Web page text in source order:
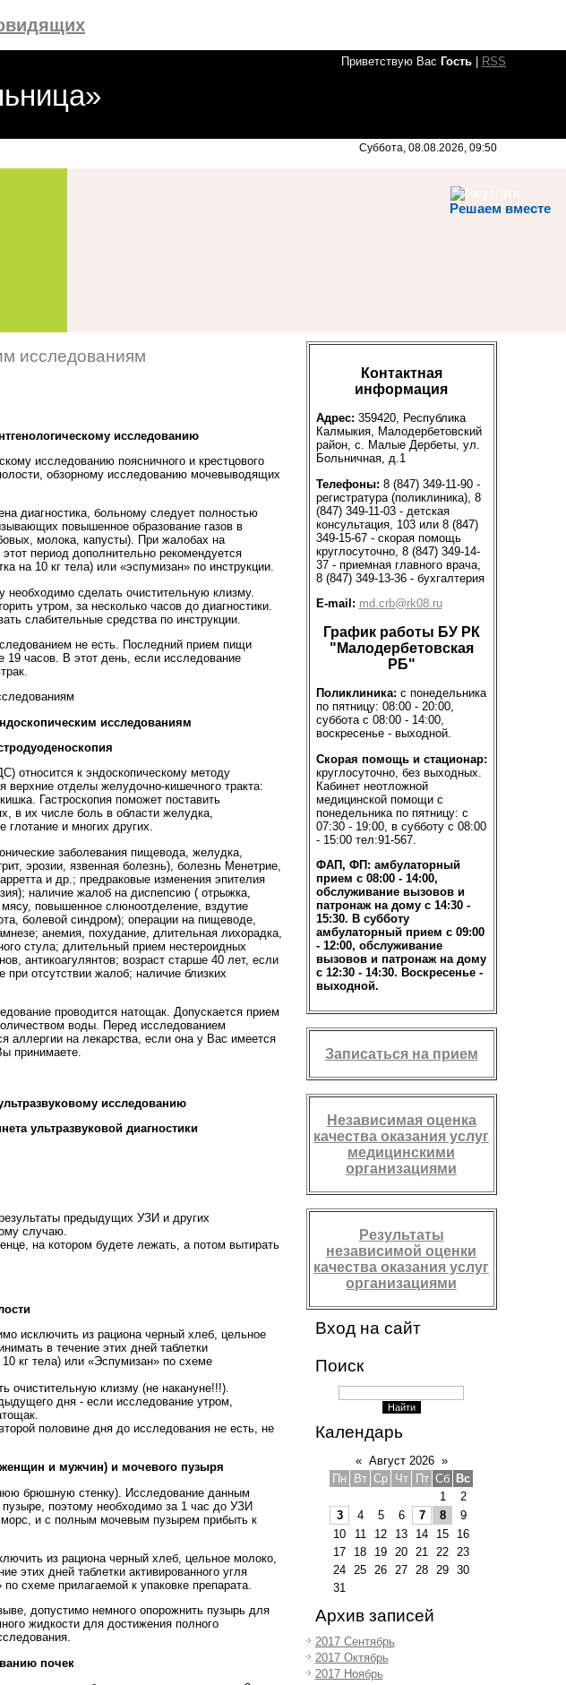
Приветствую Вас Гость| RSS
Суббота, 08.08.2026, 09:50
Решаем вместе
исследованиям
исследованию
исследованию поясничного и крестцового
обзорному исследованию мочевыводящих
диагностика, больному следует полностью
повышенное образование газов в
молока, капусты). При жалобах на
период дополнительно рекомендуется
на 10 кг тела) или «эспумизан» по инструкции.
сделать очистительную клизму.
утром, за несколько часов до диагностики.
слабительные средства по инструкции.
не есть. Последний прием пищи
19 часов. В этот день, если исследование
исследованиям
к эндоскопическому методу
верхние отделы желудочно-кишечного тракта:
Гастроскопия поможет поставить
в их числе боль в области желудка,
глотание и многих других.
заболевания пищевода, желудка,
эрозии, язвенная болезнь), болезнь Менетрие,
и др.; предраковые изменения эпителия
наличие жалоб на диспепсию ( отрыжка,
повышенное слюноотделение, вздутие
болевой синдром); операции на пищеводе,
анемия, похудание, длительная лихорадка,
стула; длительный прием нестероидных
антикоагулянтов; возраст старше 40 лет, если
отсутствии жалоб; наличие близких
проводится натощак. Допускается прием
воды. Перед исследованием
на лекарства, если она у Вас имеется
принимаете.
исследованию
ультразвуковой диагностики
предыдущих УЗИ и других
случаю.
на котором будете лежать, а потом вытирать
исключить из рациона черный хлеб, цельное
в течение этих дней таблетки
10 кг тела) или «Эспумизан» по схеме
очистительную клизму (не накануне!!!).
дня - если исследование утром,
половине дня до исследования не есть, не
и мужчин) и мочевого пузыря
брюшную стенку). Исследование данным
поэтому необходимо за 1 час до УЗИ
и с полным мочевым пузырем прибыть к
из рациона черный хлеб, цельное молоко,
этих дней таблетки активированного угля
схеме прилагаемой к упаковке препарата.
допустимо немного опорожнить пузырь для
жидкости для достижения полного
почек
Контактная
информация
Адрес: 359420, Республика
Калмыкия, Малодербетовский
район, с. Малые Дербеты, ул.
Больничная, д.1
Телефоны: 8 (847) 349-11-90 -
регистратура (поликлиника), 8
(847) 349-11-03 - детская
консультация, 103 или 8 (847)
349-15-67 - скорая помощь
круглосуточно, 8 (847) 349-14-
37 - приемная главного врача,
8 (847) 349-13-36 - бухгалтерия
E-mail: md.crb@rk08.ru
График работы БУ РК
"Малодербетовская
РБ"
Поликлиника: с понедельника
по пятницу: 08:00 - 20:00,
суббота с 08:00 - 14:00,
воскресенье - выходной.
Скорая помощь и стационар:
круглосуточно, без выходных.
Кабинет неотложной
медицинской помощи с
понедельника по пятницу: с
07:30 - 19:00, в субботу с 08:00
- 15:00 тел:91-567.
ФАП, ФП: амбулаторный
прием с 08:00 - 14:00,
обслуживание вызовов и
патронаж на дому с 14:30 -
15:30. В субботу
амбулаторный прием с 09:00
- 12:00, обслуживание
вызовов и патронаж на дому
с 12:30 - 14:30. Воскресенье -
выходной.
Записаться на прием
Независимая оценка
качества оказания услуг
медицинскими
организациями
Результаты
независимой оценки
качества оказания услуг
организациями
Вход на сайт
Поиск
Календарь
« Август 2026 »
Пн
Вт Ср Чт Пт Сб Вс
1
2
3
4 5 6 7 8
9
10
11 12 13 14 15
16
17
18 19 20 21 22 23
24 25 26 27 28 29 30
31
Архив записей
2017 Сентябрь
2017 Октябрь
2017 Ноябрь